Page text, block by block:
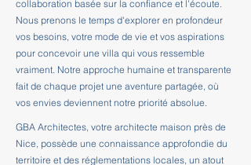
collaboration basée sur la confiance et l'écoute.
Nous prenons le temps d'explorer en profondeur
vos besoins, votre mode de vie et vos aspirations
pour concevoir une villa qui vous ressemble
vraiment. Notre approche humaine et transparente
fait de chaque projet une aventure partagée, où
vos envies deviennent notre priorité absolue.
GBA Architectes, votre architecte maison près de
Nice, possède une connaissance approfondie du
territoire et des réglementations locales, un atout